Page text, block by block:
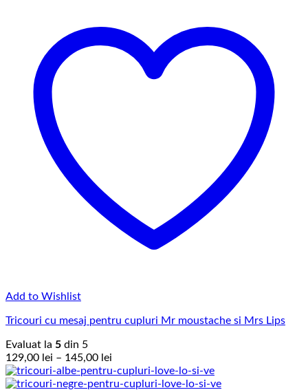
Add to Wishlist
Tricouri cu mesaj pentru cupluri Mr moustache si Mrs Lips
Evaluat la 5 din 5
129,00 lei – 145,00 lei
de
prețuri: